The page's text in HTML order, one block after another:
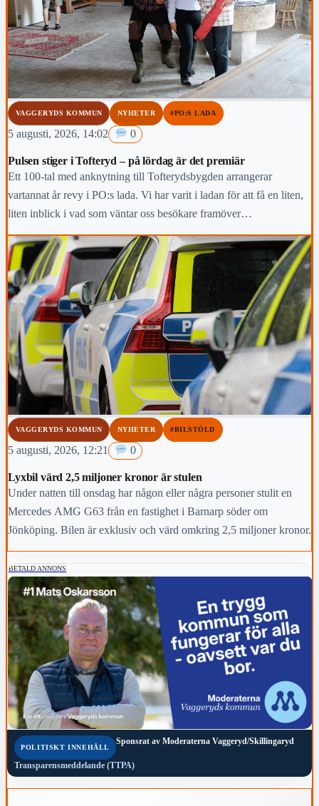
VAGGERYDS KOMMUN NYHETER #PO:S LADA
5 augusti, 2026, 14:02 0
Pulsen stiger i Tofteryd – på lördag är det premiär
Ett 100-tal med anknytning till Tofterydsbygden arrangerar
vartannat år revy i PO:s lada. Vi har varit i ladan för att få en liten,
liten inblick i vad som väntar oss besökare framöver…
VAGGERYDS KOMMUN NYHETER #BILSTÖLD
5 augusti, 2026, 12:21 0
Lyxbil värd 2,5 miljoner kronor är stulen
Under natten till onsdag har någon eller några personer stulit en
Mercedes AMG G63 från en fastighet i Barnarp söder om
Jönköping. Bilen är exklusiv och värd omkring 2,5 miljoner kronor.
BETALD ANNONS
POLITISKT INNEHÅLL
Sponsrat av Moderaterna Vaggeryd/Skillingaryd
Transparensmeddelande (TTPA)